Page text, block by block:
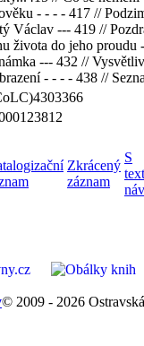
- - - - 417 //
Václav --- 419 //
života do jeho proudu
--- 432 //
- - - - 438 //
Zkrácený
záznam
S
© 2009 - 2026